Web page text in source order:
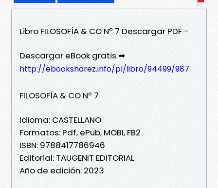
Libro FILOSOFÍA & CO Nº 7 Descargar PDF -
Descargar eBook gratis ➡
http://ebooksharez.info/pl/libro/94499/987
FILOSOFÍA & CO Nº 7
Idioma: CASTELLANO
Formatos: Pdf, ePub, MOBI, FB2
ISBN: 9788417786946
Editorial: TAUGENIT EDITORIAL
Año de edición: 2023